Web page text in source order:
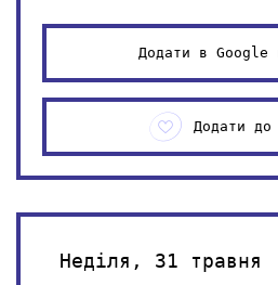
Додати в Google
Додати до
Неділя, 31 травня